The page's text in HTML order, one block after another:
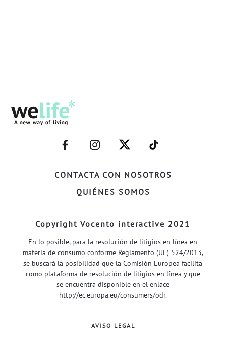
CONTACTA CON NOSOTROS
QUIÉNES SOMOS
–
FACEBOOK–
–
INSTAGRAM–
–
TWITTER–
–
WELIFE–
Copyright Vocento interactive 2021
En lo posible, para la resolución de litigios en línea en
materia de consumo conforme Reglamento (UE) 524/2013,
se buscará la posibilidad que la Comisión Europea facilita
como plataforma de resolución de litigios en línea y que
se encuentra disponible en el enlace
http://ec.europa.eu/consumers/odr.
AVISO LEGAL